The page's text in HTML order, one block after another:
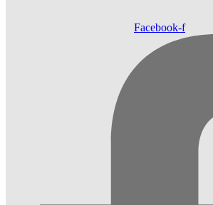
Facebook-f